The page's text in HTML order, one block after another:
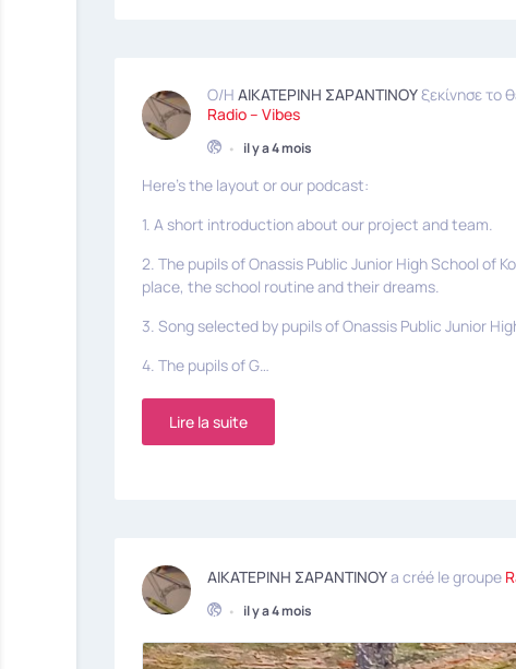
Ο/Η ΑΙΚΑΤΕΡΙΝΗ ΣΑΡΑΝΤΙΝΟΥξεκίνησε το
Radio – Vibes
• il y a 4 mois
Here’s the layout or our podcast:
1. A short introduction about our project and team.
2. The pupils of Onassis Public Junior High School of
place, the school routine and their dreams.
3. Song selected by pupils of Onassis Public Junior
4. The pupils of G…
Lire la suite
ΑΙΚΑΤΕΡΙΝΗ ΣΑΡΑΝΤΙΝΟΥa créé le groupe
• il y a 4 mois